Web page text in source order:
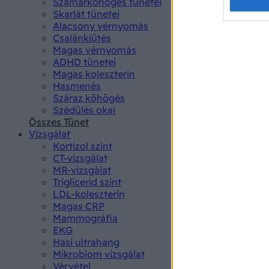
Skarlát tünetei
Alacsony vérnyomás
Csalánkiütés
Magas vérnyomás
ADHD tünetei
Magas koleszterin
Hasmenés
Száraz köhögés
Szédülés okai
Összes Tünet
Vizsgálat
Kortizol szint
CT-vizsgálat
MR-vizsgálat
Triglicerid szint
LDL-koleszterin
Magas CRP
Mammográfia
EKG
Hasi ultrahang
Mikrobiom vizsgálat
Vérvétel